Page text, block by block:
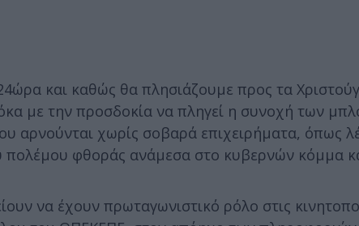
και καθώς θα πλησιάζουμε προς τα
με την προσδοκία να πληγεί η συνοχή των
αρνούνται χωρίς σοβαρά επιχειρήματα, όπως
πολέμου φθοράς ανάμεσα στο κυβερνών κόμμα
να έχουν πρωταγωνιστικό ρόλο στις